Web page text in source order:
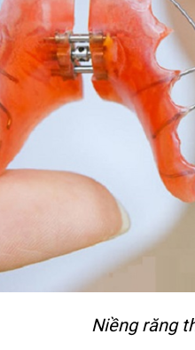
Niềng răng